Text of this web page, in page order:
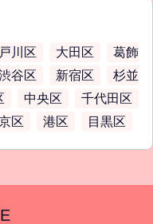
川区 大田区
葛飾
谷区 新宿区
杉並
中央区
千代田区
区 港区 目黒区